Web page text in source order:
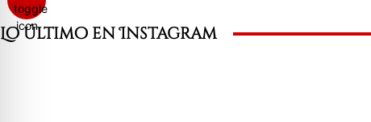
Lo último en Instagram